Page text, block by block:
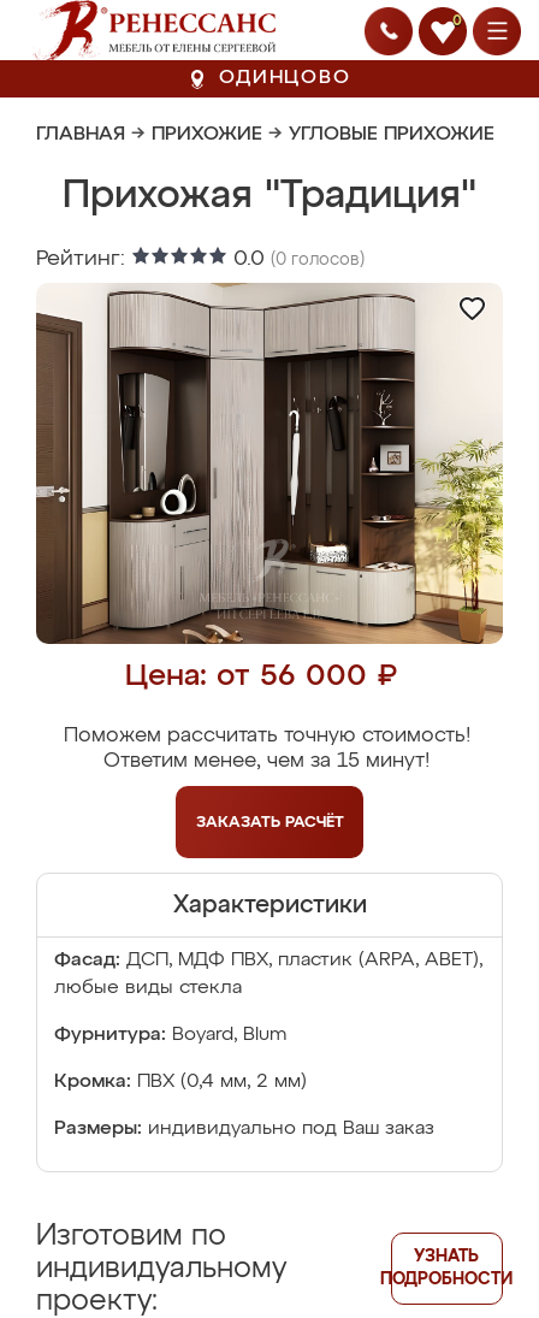
0
ОДИНЦОВО
ГЛАВНАЯ → ПРИХОЖИЕ → УГЛОВЫЕ ПРИХОЖИЕ
Прихожая "Традиция"
Рейтинг: 0.0 (0 голосов)
Цена: от 56 000 ₽
Поможем рассчитать точную стоимость!
Ответим менее, чем за 15 минут!
ЗАКАЗАТЬ РАСЧЁТ
Характеристики
Фасад: ДСП, МДФ ПВХ, пластик (ARPA, ABET),
любые виды стекла
Фурнитура: Boyard, Blum
Кромка: ПВХ (0,4 мм, 2 мм)
Размеры: индивидуально под Ваш заказ
Изготовим по
индивидуальному
проекту:
УЗНАТЬ
ПОДРОБНОСТИ